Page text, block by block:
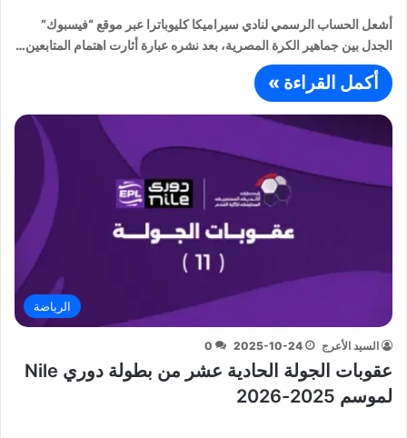
أشعل الحساب الرسمي لنادي سيراميكا كليوباترا عبر موقع “فيسبوك”
الجدل بين جماهير الكرة المصرية، بعد نشره عبارة أثارت اهتمام المتابعين…
أكمل القراءة »
الرياضة
السيد الأعرج 2025-10-24
0
عقوبات الجولة الحادية عشر من بطولة دوري Nile
لموسم 2025-2026